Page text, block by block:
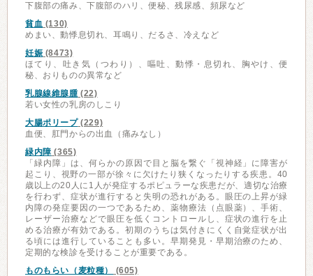
下腹部の痛み、下腹部のハリ、便秘、残尿感、頻尿など
貧血 (130)
めまい、動悸息切れ、耳鳴り、だるさ、冷えなど
妊娠 (8473)
ほてり、吐き気（つわり）、嘔吐、動悸・息切れ、胸やけ、便
秘、おりものの異常など
乳腺線維腺腫(22)
若い女性の乳房のしこり
大腸ポリープ(229)
血便、肛門からの出血（痛みなし）
緑内障 (365)
「緑内障」は、何らかの原因で目と脳を繋ぐ「視神経」に障害が
起こり、視野の一部が徐々に欠けたり狭くなったりする疾患。40
歳以上の20人に1人が発症するポピュラーな疾患だが、適切な治療
を行わず、症状が進行すると失明の恐れがある。眼圧の上昇が緑
内障の発症要因の一つであるため、薬物療法（点眼薬）、手術、
レーザー治療などで眼圧を低くコントロールし、症状の進行を止
める治療が有効である。初期のうちは気付きにくく自覚症状が出
る頃には進行していることも多い。早期発見・早期治療のため、
定期的な検診を受けることが重要である。
ものもらい（麦粒種）
(605)